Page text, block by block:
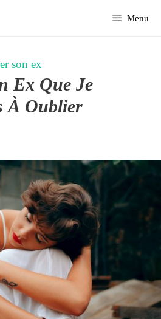
Menu
son ex
Ex Que Je
À Oublier